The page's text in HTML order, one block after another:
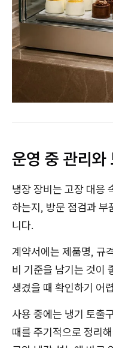
운영 중 관리와
냉장 장비는 고장 대응
하는지, 방문 점검과 부
니다.
계약서에는 제품명, 규
비 기준을 남기는 것이
생겼을 때 확인하기 어
사용 중에는 냉기 토출
때를 주기적으로 정리